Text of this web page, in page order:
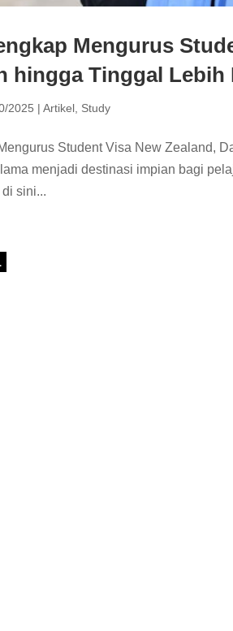
Mengurus
hingga Tinggal Lebih
2025 | Artikel, Study
Student Visa New Zealand,
menjadi destinasi impian bagi
sini...